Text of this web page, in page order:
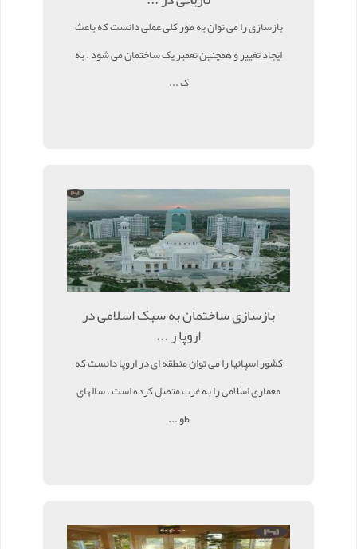
بازسازی را می توان به طور کلی عملی دانست که باعث
ایجاد تغییر و همچنین تعمیر یک ساختمان می شود . به
ک ...
بازسازی ساختمان به سبک اسلامی در
اروپا ر ...
کشور اسپانیا را می توان منطقه ای در اروپا دانست که
معماری اسلامی را به غرب متصل کرده است . سالهای
طو ...